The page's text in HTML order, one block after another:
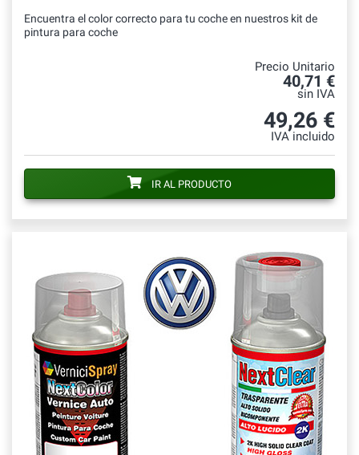
Encuentra el color correcto para tu coche en nuestros kit de
pintura para coche
Precio Unitario
40,71 €
sin IVA
49,26 €
IVA incluido
IR AL PRODUCTO